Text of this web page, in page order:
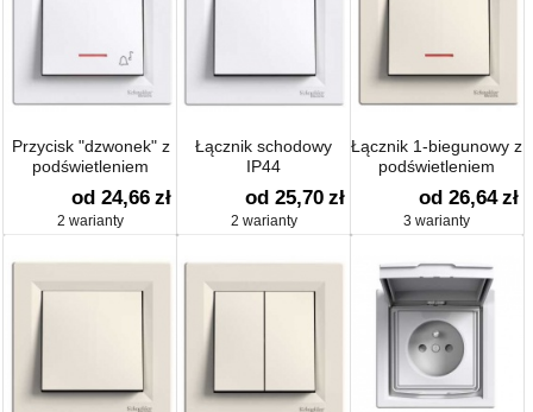
Przycisk "dzwonek" z
podświetleniem
od 24,66 zł
2 warianty
Łącznik schodowy
IP44
od 25,70 zł
2 warianty
Łącznik 1-biegunowy z
podświetleniem
od 26,64 zł
3 warianty